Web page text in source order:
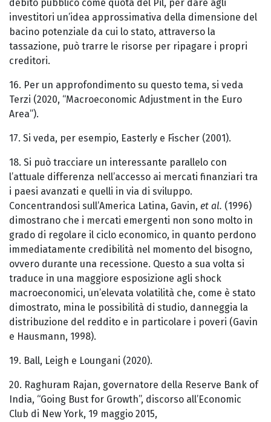
debito pubblico come quota del Pil, per dare agli
investitori un’idea approssimativa della dimensione del
bacino potenziale da cui lo stato, attraverso la
tassazione, può trarre le risorse per ripagare i propri
creditori.
16. Per un approfondimento su questo tema, si veda
Terzi (2020, “Macroeconomic Adjustment in the Euro
Area”).
17. Si veda, per esempio, Easterly e Fischer (2001).
18. Si può tracciare un interessante parallelo con
l’attuale differenza nell’accesso ai mercati finanziari tra
i paesi avanzati e quelli in via di sviluppo.
Concentrandosi sull’America Latina, Gavin, et al. (1996)
dimostrano che i mercati emergenti non sono molto in
grado di regolare il ciclo economico, in quanto perdono
immediatamente credibilità nel momento del bisogno,
ovvero durante una recessione. Questo a sua volta si
traduce in una maggiore esposizione agli shock
macroeconomici, un’elevata volatilità che, come è stato
dimostrato, mina le possibilità di studio, danneggia la
distribuzione del reddito e in particolare i poveri (Gavin
e Hausmann, 1998).
19. Ball, Leigh e Loungani (2020).
20. Raghuram Rajan, governatore della Reserve Bank of
India, “Going Bust for Growth”, discorso all’Economic
Club di New York, 19 maggio 2015,